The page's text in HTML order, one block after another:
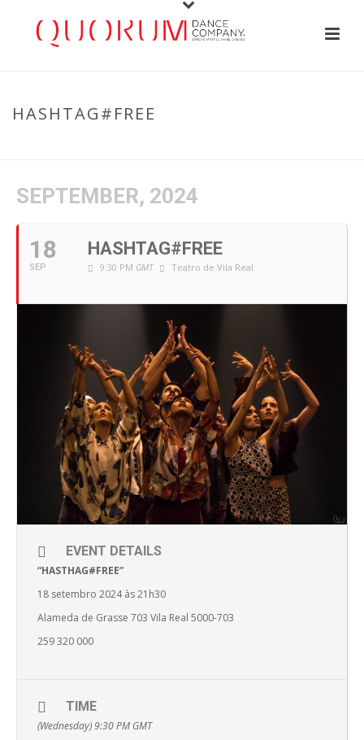
HASHTAG#FREE
SEPTEMBER, 2024
18
SEP
HASHTAG#FREE
9:30 PM GMT Teatro de Vila Real
EVENT DETAILS
“HASTHAG#FREE”
18 setembro 2024 às 21h30
Alameda de Grasse 703 Vila Real 5000-703
259 320 000
TIME
(Wednesday) 9:30 PM GMT